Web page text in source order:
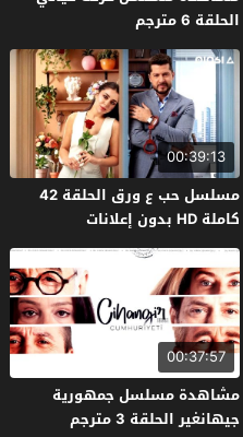
الحلقة 6 مترجم
00:39:13
مسلسل حب ع ورق الحلقة 42
كاملة HD بدون إعلانات
00:37:57
مشاهدة مسلسل جمهورية
جيهانغير الحلقة 3 مترجم